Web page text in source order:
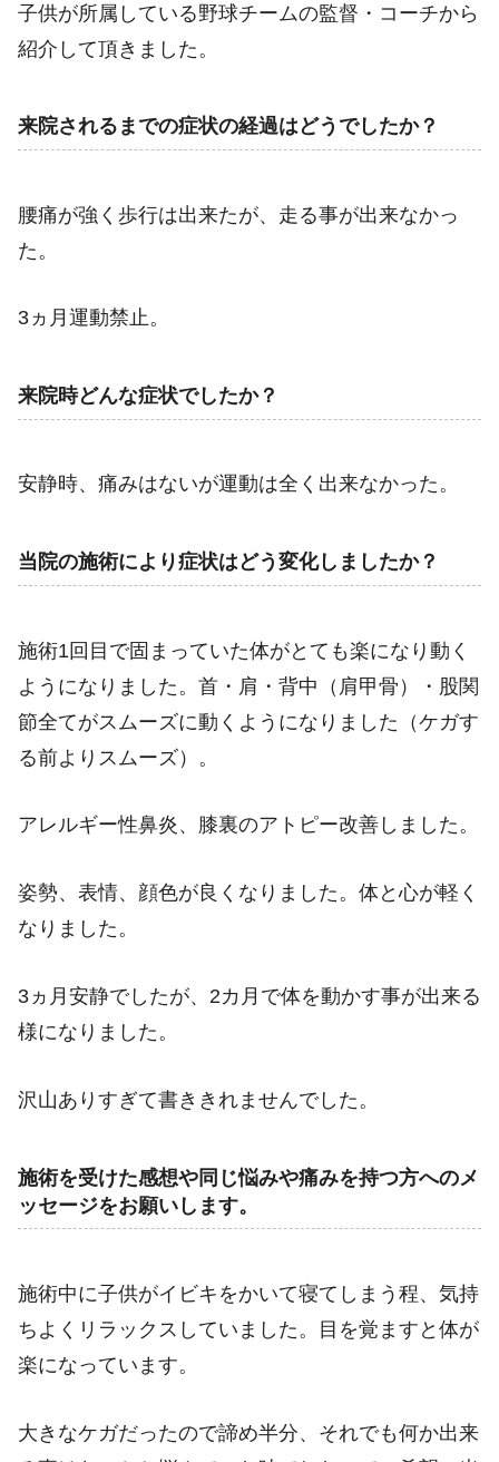
子供が所属している野球チームの監督・コーチから
紹介して頂きました。
来院されるまでの症状の経過はどうでしたか？
腰痛が強く歩行は出来たが、走る事が出来なかっ
た。
3ヵ月運動禁止。
来院時どんな症状でしたか？
安静時、痛みはないが運動は全く出来なかった。
当院の施術により症状はどう変化しましたか？
施術1回目で固まっていた体がとても楽になり動く
ようになりました。首・肩・背中（肩甲骨）・股関
節全てがスムーズに動くようになりました（ケガす
る前よりスムーズ）。
アレルギー性鼻炎、膝裏のアトピー改善しました。
姿勢、表情、顔色が良くなりました。体と心が軽く
なりました。
3ヵ月安静でしたが、2カ月で体を動かす事が出来る
様になりました。
沢山ありすぎて書ききれませんでした。
施術を受けた感想や同じ悩みや痛みを持つ方へのメ
ッセージをお願いします。
施術中に子供がイビキをかいて寝てしまう程、気持
ちよくリラックスしていました。目を覚ますと体が
楽になっています。
大きなケガだったので諦め半分、それでも何か出来